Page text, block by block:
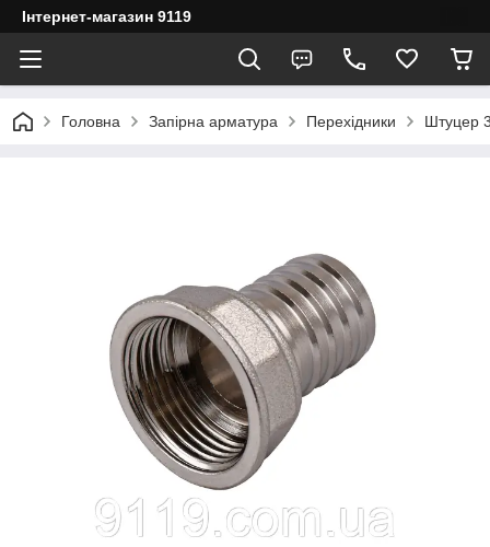
Інтернет-магазин 9119
Головна Запірна арматура Перехідники Штуцер